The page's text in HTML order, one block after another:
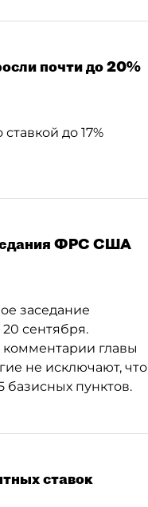
почти до 20%
до 17%
ФРС США
заседание
сентября.
комментарии главы
не исключают, что
базисных пунктов.
ставок